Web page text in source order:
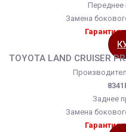
Переднее
Замена
Гарантия
TOYOTA LAND CRUISER
Заднее
Замена
Гарантия